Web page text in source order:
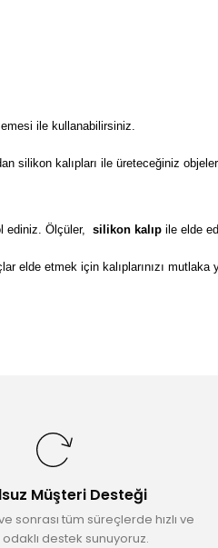
ile kullanabilirsiniz.
silikon kalıpları ile üreteceğiniz
ediniz. Ölçüler, silikon kalıp ile elde
etmek için kalıplarınızı mutlaka
Müşteri Desteği
sonrası tüm süreçlerde hızlı ve
destek sunuyoruz.